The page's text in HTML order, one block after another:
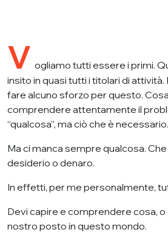
V ogliamo tutti essere i primi.
insito in quasi tutti i titolari di
fare alcuno sforzo per questo.
comprendere attentamente il
“qualcosa”, ma ciò che è necessario.
Ma ci manca sempre qualcosa.
desiderio o denaro.
In effetti, per me personalmente,
Devi capire e comprendere cosa, o
nostro posto in questo mondo.